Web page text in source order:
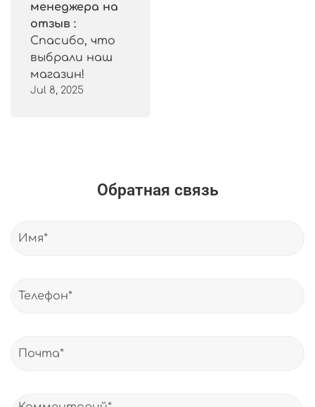
менеджера на
отзыв :
Спасибо, что
выбрали наш
магазин!
Jul 8, 2025
Обратная связь